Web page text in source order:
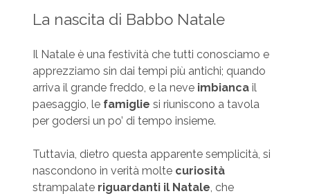
La nascita di Babbo Natale
Il Natale è una festività che tutti conosciamo e
apprezziamo sin dai tempi più antichi; quando
arriva il grande freddo, e la neve imbiancail
paesaggio, le famiglie si riuniscono a tavola
per godersi un po’ di tempo insieme.
Tuttavia, dietro questa apparente semplicità, si
nascondono in verità molte curiosità
strampalate riguardanti il Natale, che